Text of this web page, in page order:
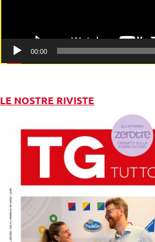
00:00
LE NOSTRE RIVISTE